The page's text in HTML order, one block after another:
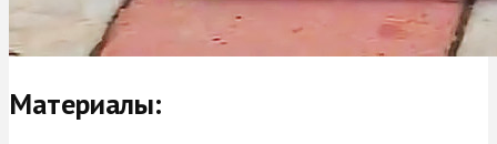
Материалы: